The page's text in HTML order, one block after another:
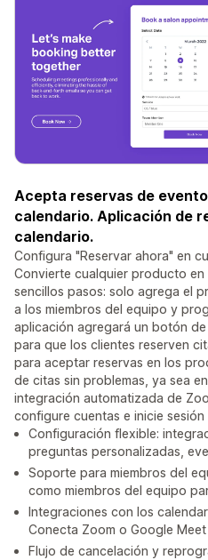
Acepta reservas de
calendario. Aplicación de
calendario.
Configura "Reservar ahora" en
Convierte cualquier producto en
sencillos pasos: solo agrega el
a los miembros del equipo y
aplicación agregará un botón
para que los clientes reserven
para aceptar reservas en los
de citas sin problemas, ya sea
integración automatizada de
configure cuentas e inicie
Configuración flexible:
preguntas personalizadas,
Soporte para miembros del
como miembros del equipo
Integraciones con los
Conecta Zoom o Google
Flujo de cancelación y